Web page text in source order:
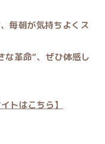
毎朝が気持ちよくス
な革命”、ぜひ体感し
トはこちら】